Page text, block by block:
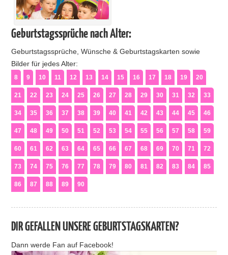
Geburtstagssprüche nach Alter:
Geburtstagssprüche, Wünsche & Geburtstagskarten sowie
Bilder für jedes Alter:
8 9 10 11 12 13 14 15 16 17 18 19 20
21 22 23 24 25 26 27 28 29 30 31 32 33
34 35 36 37 38 39 40 41 42 43 44 45 46
47 48 49 50 51 52 53 54 55 56 57 58 59
60 61 62 63 64 65 66 67 68 69 70 71 72
73 74 75 76 77 78 79 80 81 82 83 84 85
86 87 88 89 90
DIR GEFALLEN UNSERE GEBURTSTAGSKARTEN?
Dann werde Fan auf Facebook!